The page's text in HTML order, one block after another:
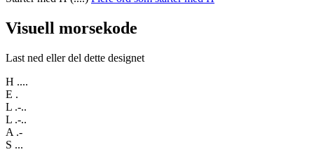
Visuell morsekode
Last ned eller del dette designet
H ....
E .
L .-..
L .-..
A .-
S ...